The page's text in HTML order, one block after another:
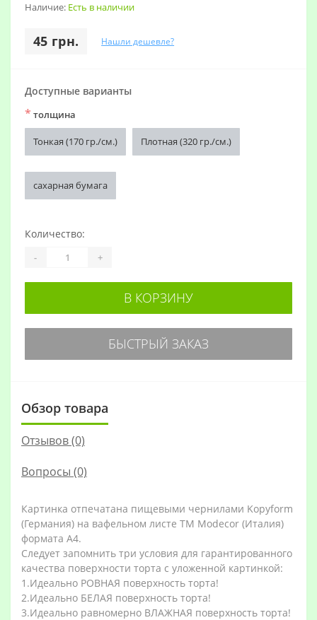
Наличие: Есть в наличии
45 грн. Нашли дешевле?
Доступные варианты
* толщина
Тонкая (170 гр./см.) Плотная (320 гр./см.)
сахарная бумага
Количество:
- +
В КОРЗИНУ
БЫСТРЫЙ ЗАКАЗ
Обзор товара
Отзывов (0)
Вопросы (0)
Картинка отпечатана пищевыми чернилами Kopyform
(Германия) на вафельном листе TM Modecor (Италия)
формата А4.
Следует запомнить три условия для гарантированного
качества поверхности торта с уложенной картинкой:
1.Идеально РОВНАЯ поверхность торта!
2.Идеально БЕЛАЯ поверхность торта!
3.Идеально равномерно ВЛАЖНАЯ поверхность торта!